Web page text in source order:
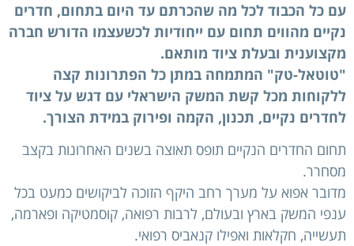
עם כל הכבוד לכל מה שהכרתם עד היום בתחום, חדרים
נקיים מהווים תחום עם ייחודיות לכשעצמו הדורש חברה
מקצוענית ובעלת ציוד מותאם.
"טוטאל-טק" המתמחה במתן כל הפתרונות קצה
ללקוחות מכל קשת המשק הישראלי עם דגש על ציוד
לחדרים נקיים, תכנון, הקמה ופירוק במידת הצורך.
תחום החדרים הנקיים תופס תאוצה בשנים האחרונות בקצב
מסחרר.
מדובר אפוא על מערך רחב היקף הזוכה לביקושים כמעט בכל
ענפי המשק בארץ ובעולם, לרבות רפואה, קוסמטיקה ופארמה,
תעשייה, חקלאות ואפילו קנאביס רפואי.